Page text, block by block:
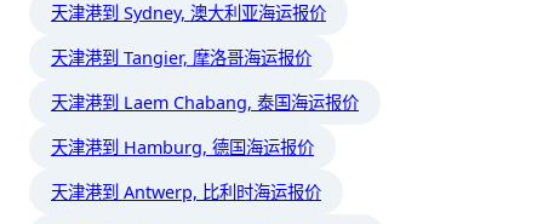
天津港到 Sydney, 澳大利亚海运报价
天津港到 Tangier, 摩洛哥海运报价
天津港到 Laem Chabang, 泰国海运报价
天津港到 Hamburg, 德国海运报价
天津港到 Antwerp, 比利时海运报价